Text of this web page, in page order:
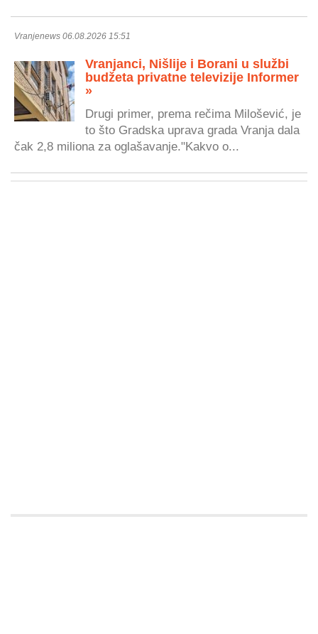
Vranjenews 06.08.2026 15:51
Vranjanci, Nišlije i Borani u službi
budžeta privatne televizije Informer
»
Drugi primer, prema rečima Milošević, je
to što Gradska uprava grada Vranja dala
čak 2,8 miliona za oglašavanje."Kakvo o...